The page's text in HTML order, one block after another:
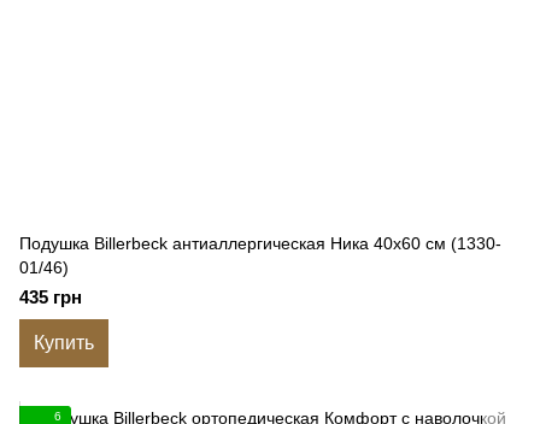
Подушка Billerbeck антиаллергическая Ника 40x60 см (1330-
01/46)
435 грн
Купить
6